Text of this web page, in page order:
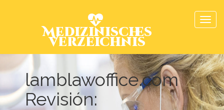
Medizinisches
Verzeichnis
lamblawoffice.com
Revisión: